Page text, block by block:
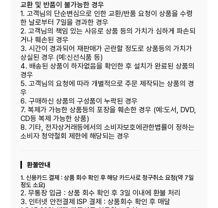
교환 및 반품이 불가능한 경우
1. 고객님의 단순변심으로 인한 교환/반품 요청이 상품을 수령
한 날로부터 7일을 경과한 경우
2. 고객님의 책임 있는 사유로 상품 등의 가치가 심하게 파손되
거나 훼손된 경우
3. 시간이 경과되어 재판매가 곤란할 정도로 상품등의 가치가
상실된 경우 (예:신선식품 등)
4. 배송된 상품이 하자없음을 확인한 후 설치가 완료된 상품의
경우
5. 고객님의 요청에 따라 개별적으로 주문 제작되는 상품의 경
우
6. 구매하신 상품의 구성품이 누락된 경우
7. 복제가 가능한 상품등의 포장을 훼손한 경우 (예:도서, DVD,
CD등 복제 가능한 상품)
8. 기타, 전자상거래등에서의 소비자보호에관한볍률이 정하는
소비자 청약철회 제한에 해당되는 경우
환불안내
1. 신용카드 결제 : 상품 회수 확인 후 해당 카드사로 청구취소 요청(약 7일
정도 소요)
2. 무통장 입금 : 상품 회수 확인 후 3일 이내에 환불 처리
3. 인터넷 안전결제 ISP 결제 : 상품회수 확인 후 매달